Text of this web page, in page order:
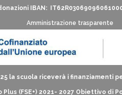
IBAN:
Amministrazione trasparente
la scuola riceverà i finanziamenti
(FSE+) 2021- 2027 Obiettivo di